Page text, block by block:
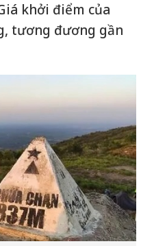
khởi điểm của
tương đương gần